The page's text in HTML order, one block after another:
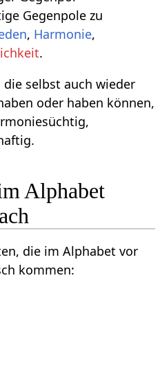
Gegenpole zu
, Harmonie,
.
selbst auch wieder
oder haben können,
Alphabet
die im Alphabet vor
kommen: